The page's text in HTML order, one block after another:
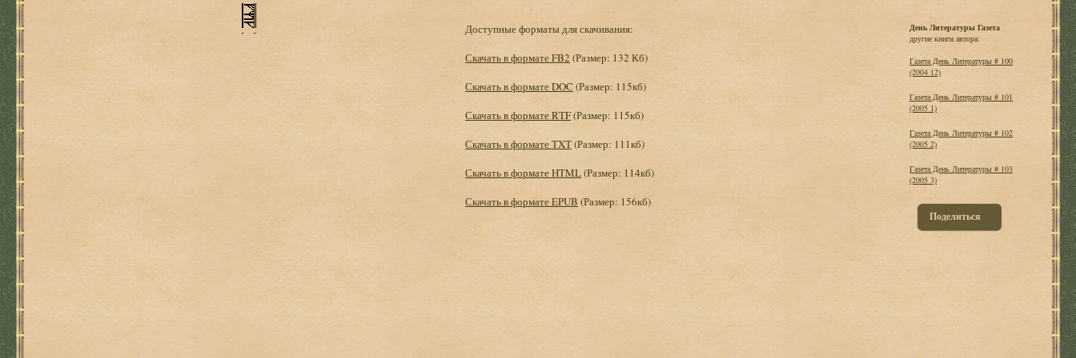
Доступные форматы для скачивания:
Скачать в формате FB2 (Размер: 132 Кб)
Скачать в формате DOC (Размер: 115кб)
Скачать в формате RTF(Размер: 115кб)
Скачать в формате TXT(Размер: 111кб)
Скачать в формате HTML(Размер: 114кб)
Скачать в формате EPUB (Размер: 156кб)
День Литературы Газета
другие книги автора:
Газета День Литературы # 100
(2004 12)
Газета День Литературы # 101
(2005 1)
Газета День Литературы # 102
(2005 2)
Газета День Литературы # 103
(2005 3)
Поделиться